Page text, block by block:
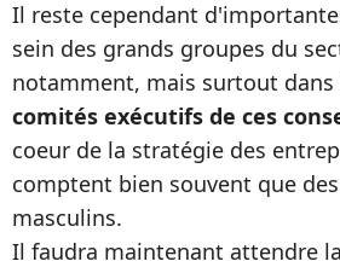
Il reste cependant
sein des grands groupes du
notamment, mais surtout dans
comités exécutifs de ces
coeur de la stratégie des
comptent bien souvent que
masculins.
Il faudra maintenant attendre